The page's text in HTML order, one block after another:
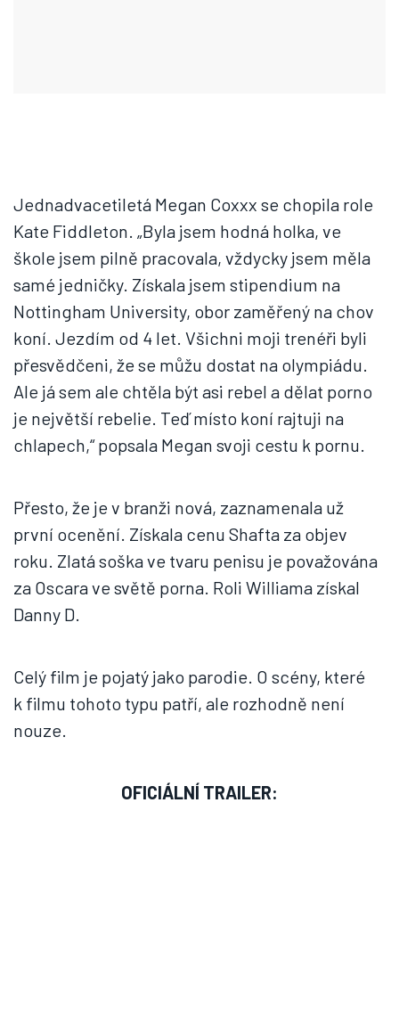
Jednadvacetiletá Megan Coxxx se chopila role
Kate Fiddleton. „Byla jsem hodná holka, ve
škole jsem pilně pracovala, vždycky jsem měla
samé jedničky. Získala jsem stipendium na
Nottingham University, obor zaměřený na chov
koní. Jezdím od 4 let. Všichni moji trenéři byli
přesvědčeni, že se můžu dostat na olympiádu.
Ale já sem ale chtěla být asi rebel a dělat porno
je největší rebelie. Teď místo koní rajtuji na
chlapech,“ popsala Megan svoji cestu k pornu.
Přesto, že je v branži nová, zaznamenala už
první ocenění. Získala cenu Shafta za objev
roku. Zlatá soška ve tvaru penisu je považována
za Oscara ve světě porna. Roli Williama získal
Danny D.
Celý film je pojatý jako parodie. O scény, které
k filmu tohoto typu patří, ale rozhodně není
nouze.
OFICIÁLNÍ TRAILER: